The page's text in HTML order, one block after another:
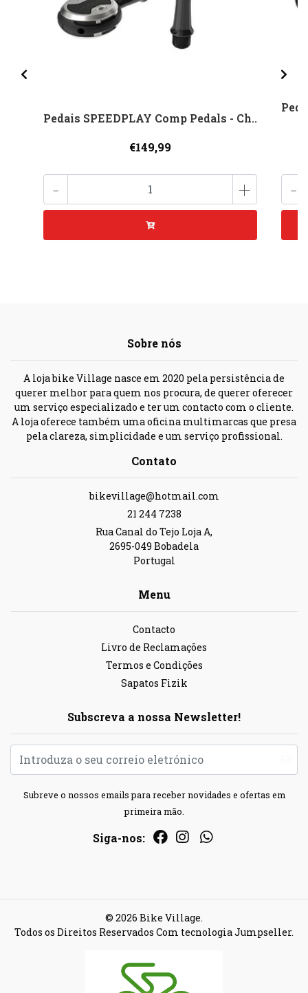
Pedais SPEEDPLAY Comp Pedals - Ch..
€149,99
- + -
Sobre nós
A loja bike Village nasce em 2020 pela persistência de
querer melhor para quem nos procura, de querer oferecer
um serviço especializado e ter um contacto com o cliente.
A loja oferece também uma oficina multimarcas que presa
pela clareza, simplicidade e um serviço profissional.
Contato
bikevillage@hotmail.com
21 244 7238
Rua Canal do Tejo Loja A,
2695-049 Bobadela
Portugal
Menu
Contacto
Livro de Reclamações
Termos e Condições
Sapatos Fizik
Subscreva a nossa Newsletter!
Subreve o nossos emails para receber novidades e ofertas em
primeira mão.
Siga-nos:
© 2026 Bike Village.
Todos os Direitos Reservados Com tecnologia Jumpseller.